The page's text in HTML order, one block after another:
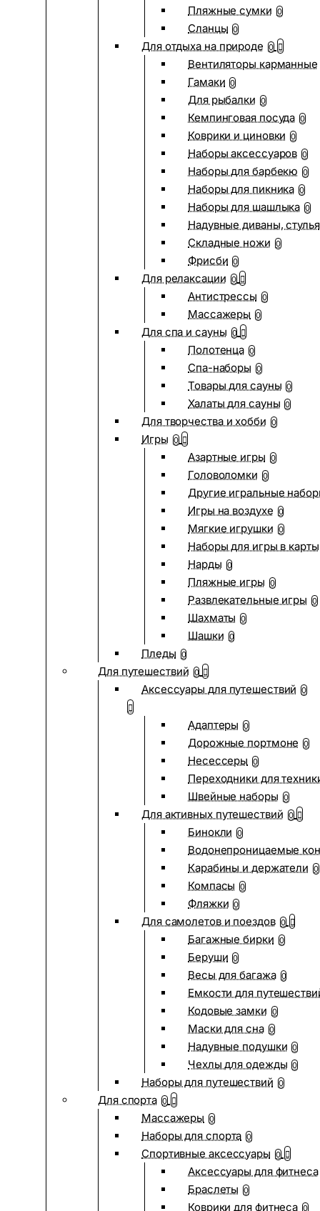
Пляжные сумки 0
Сланцы 0
Для отдыха на природе 0
Вентиляторы карманные
Гамаки 0
Для рыбалки 0
Кемпинговая посуда 0
Коврики и циновки 0
Наборы аксессуаров 0
Наборы для барбекю 0
Наборы для пикника 0
Наборы для шашлыка 0
Надувные диваны, стулья
Складные ножи 0
Фрисби 0
Для релаксации 0
Антистрессы 0
Массажеры 0
Для спа и сауны 0
Полотенца 0
Спа-наборы 0
Товары для сауны 0
Халаты для сауны 0
Для творчества и хобби 0
Игры 0
Азартные игры 0
Головоломки 0
Другие игральные
Игры на воздухе 0
Мягкие игрушки 0
Наборы для игры в карты
Нарды 0
Пляжные игры 0
Развлекательные игры 0
Шахматы 0
Шашки 0
Пледы 0
Для путешествий 0
Аксессуары для путешествий 0
Адаптеры 0
Дорожные портмоне 0
Несессеры 0
Переходники для
Швейные наборы 0
Для активных путешествий 0
Бинокли 0
Водонепроницаемые
Карабины и держатели 0
Компасы 0
Фляжки 0
Для самолетов и поездов 0
Багажные бирки 0
Беруши 0
Весы для багажа 0
Емкости для
Кодовые замки 0
Маски для сна 0
Надувные подушки 0
Чехлы для одежды 0
Наборы для путешествий 0
Для спорта 0
Массажеры 0
Наборы для спорта 0
Спортивные аксессуары 0
Аксессуары для фитнеса
Браслеты 0
Коврики для фитнеса 0